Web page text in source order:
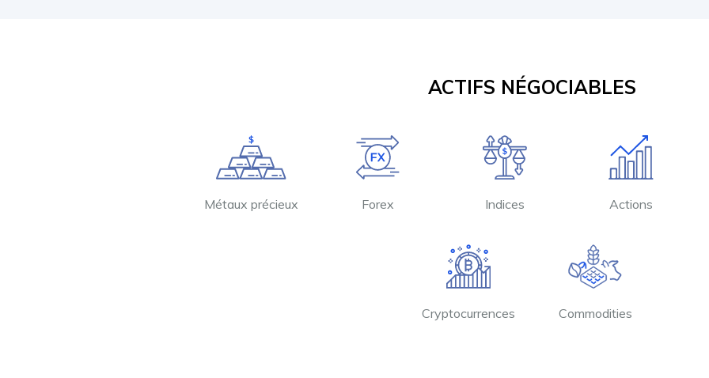
ACTIFS NÉGOCIABLES
Métaux précieux Forex Indices Actions
Cryptocurrences Commodities